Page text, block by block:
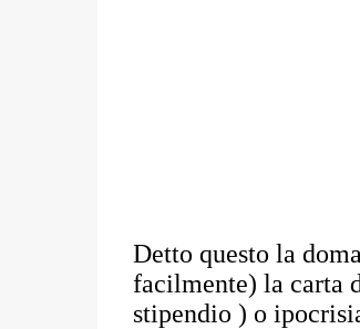
Detto questo la
facilmente) la carta
stipendio ) o